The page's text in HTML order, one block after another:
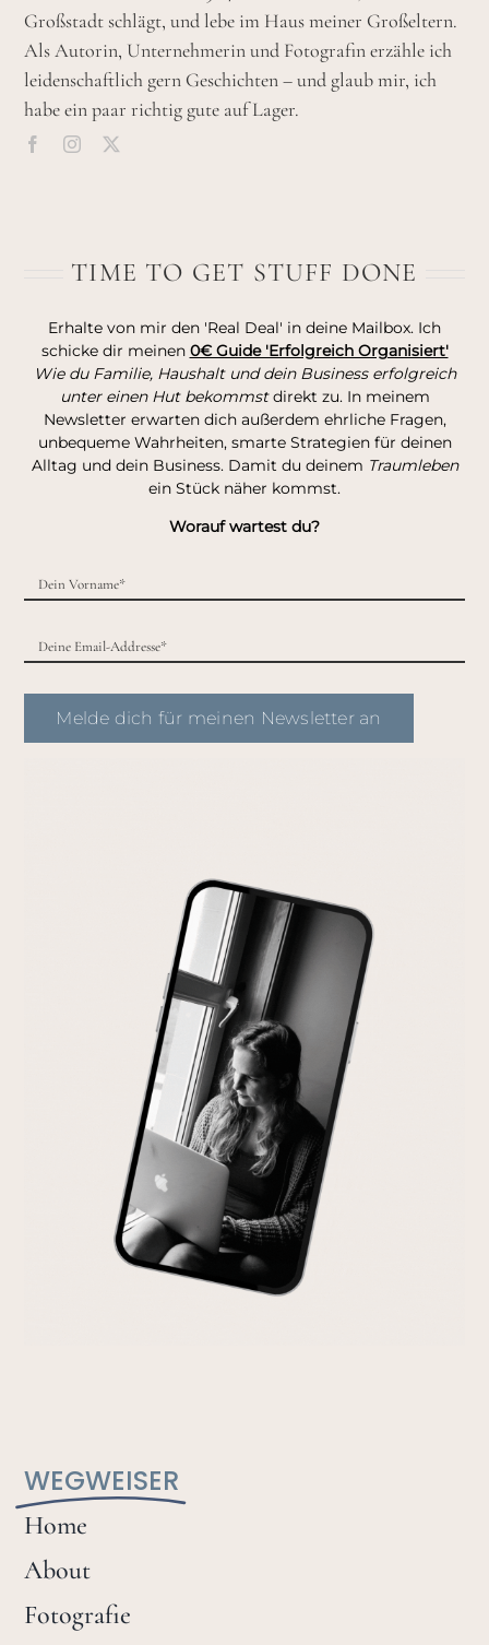
Großstadt schlägt, und lebe im Haus meiner Großeltern.
Als Autorin, Unternehmerin und Fotografin erzähle ich
leidenschaftlich gern Geschichten – und glaub mir, ich
habe ein paar richtig gute auf Lager.
WEGWEISER
Home
About
Fotografie
TIME TO GET STUFF DONE
Erhalte von mir den 'Real Deal' in deine Mailbox. Ich
schicke dir meinen 0€ Guide 'Erfolgreich Organisiert'
Wie du Familie, Haushalt und dein Business erfolgreich
unter einen Hut bekommstdirekt zu. In meinem
Newsletter erwarten dich außerdem ehrliche Fragen,
unbequeme Wahrheiten, smarte Strategien für deinen
Alltag und dein Business. Damit du deinem Traumleben
ein Stück näher kommst.
Worauf wartest du?
Melde dich für meinen Newsletter an